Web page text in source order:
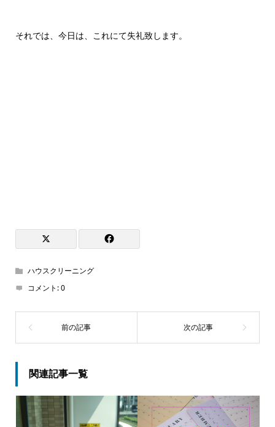
それでは、今日は、これにて失礼致します。
ハウスクリーニング
コメント:0
関連記事一覧